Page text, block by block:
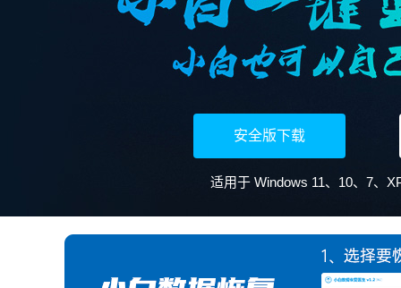
安全版下载
适用于 Windows 11、10、7、